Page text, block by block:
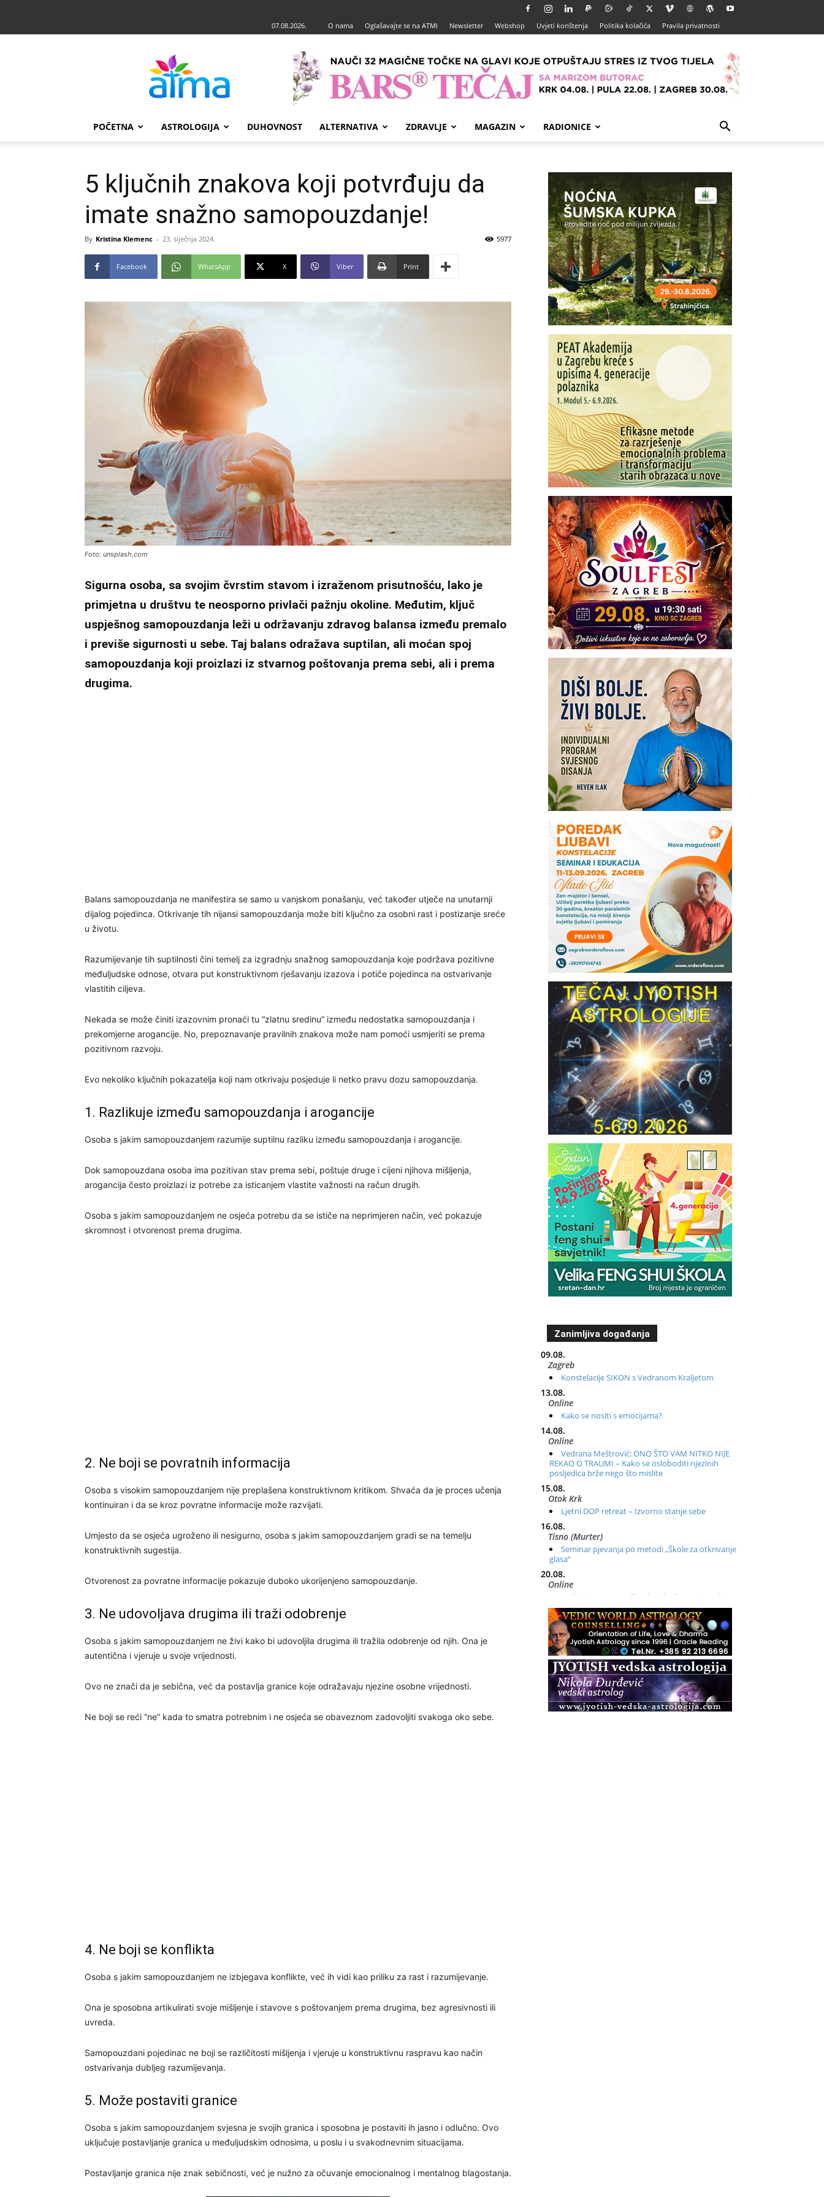
07.08.2026. O nama Oglašavajte se na ATMI Newsletter Webshop Uvjeti korištenja Politika kolačića Pravila privatnosti
POČETNA ASTROLOGIJA DUHOVNOST ALTERNATIVA ZDRAVLJE MAGAZIN RADIONICE
5 ključnih znakova koji potvrđuju da
imate snažno samopouzdanje!
By Kristina Klemenc - 23. siječnja 2024. 5977
Facebook WhatsApp X Viber Print
Foto: unsplash.com
Sigurna osoba, sa svojim čvrstim stavom i izraženom prisutnošću, lako je
primjetna u društvu te neosporno privlači pažnju okoline. Međutim, ključ
uspješnog samopouzdanja leži u održavanju zdravog balansa između premalo
i previše sigurnosti u sebe. Taj balans odražava suptilan, ali moćan spoj
samopouzdanja koji proizlazi iz stvarnog poštovanja prema sebi, ali i prema
drugima.
Balans samopouzdanja ne manifestira se samo u vanjskom ponašanju, već također utječe na unutarnji
dijalog pojedinca. Otkrivanje tih nijansi samopouzdanja može biti ključno za osobni rast i postizanje sreće
u životu.
Razumijevanje tih suptilnosti čini temelj za izgradnju snažnog samopouzdanja koje podržava pozitivne
međuljudske odnose, otvara put konstruktivnom rješavanju izazova i potiče pojedinca na ostvarivanje
vlastitih ciljeva.
Nekada se može činiti izazovnim pronaći tu “zlatnu sredinu” između nedostatka samopouzdanja i
prekomjerne arogancije. No, prepoznavanje pravilnih znakova može nam pomoći usmjeriti se prema
pozitivnom razvoju.
Evo nekoliko ključnih pokazatelja koji nam otkrivaju posjeduje li netko pravu dozu samopouzdanja.
1. Razlikuje između samopouzdanja i arogancije
Osoba s jakim samopouzdanjem razumije suptilnu razliku između samopouzdanja i arogancije.
Dok samopouzdana osoba ima pozitivan stav prema sebi, poštuje druge i cijeni njihova mišljenja,
arogancija često proizlazi iz potrebe za isticanjem vlastite važnosti na račun drugih.
Osoba s jakim samopouzdanjem ne osjeća potrebu da se ističe na neprimjeren način, već pokazuje
skromnost i otvorenost prema drugima.
2. Ne boji se povratnih informacija
Osoba s visokim samopouzdanjem nije preplašena konstruktivnom kritikom. Shvaća da je proces učenja
kontinuiran i da se kroz povratne informacije može razvijati.
Umjesto da se osjeća ugroženo ili nesigurno, osoba s jakim samopouzdanjem gradi se na temelju
konstruktivnih sugestija.
Otvorenost za povratne informacije pokazuje duboko ukorijenjeno samopouzdanje.
3. Ne udovoljava drugima ili traži odobrenje
Osoba s jakim samopouzdanjem ne živi kako bi udovoljila drugima ili tražila odobrenje od njih. Ona je
autentična i vjeruje u svoje vrijednosti.
Ovo ne znači da je sebična, već da postavlja granice koje odražavaju njezine osobne vrijednosti.
Ne boji se reći “ne” kada to smatra potrebnim i ne osjeća se obaveznom zadovoljiti svakoga oko sebe.
4. Ne boji se konflikta
Osoba s jakim samopouzdanjem ne izbjegava konflikte, već ih vidi kao priliku za rast i razumijevanje.
Ona je sposobna artikulirati svoje mišljenje i stavove s poštovanjem prema drugima, bez agresivnosti ili
uvreda.
Samopouzdani pojedinac ne boji se različitosti mišljenja i vjeruje u konstruktivnu raspravu kao način
ostvarivanja dubljeg razumijevanja.
5. Može postaviti granice
Osoba s jakim samopouzdanjem svjesna je svojih granica i sposobna je postaviti ih jasno i odlučno. Ovo
uključuje postavljanje granica u međuljudskim odnosima, u poslu i u svakodnevnim situacijama.
Postavljanje granica nije znak sebičnosti, već je nužno za očuvanje emocionalnog i mentalnog blagostanja.
Zanimljiva događanja
09.08.
Zagreb
Konstelacije SIKON s Vedranom Kraljetom
13.08.
Online
Kako se nositi s emocijama?
14.08.
Online
Vedrana Meštrović: ONO ŠTO VAM NITKO NIJE
REKAO O TRAUMI – Kako se osloboditi njezinih
posljedica brže nego što mislite
15.08.
Otok Krk
Ljetni DOP retreat – Izvorno stanje sebe
16.08.
Tisno (Murter)
Seminar pjevanja po metodi „Škole za otkrivanje
glasa“
20.08.
Online
Radionica: Pomagači iz drugih dimenzija Online –
otvoreno za sve
21.08.
Zagreb+Online
Osnovni ThetaHealing® tečaj, Zagreb i Online
22.08.
Pula
Access BARS®, otpusti stres
23.08.
Pula